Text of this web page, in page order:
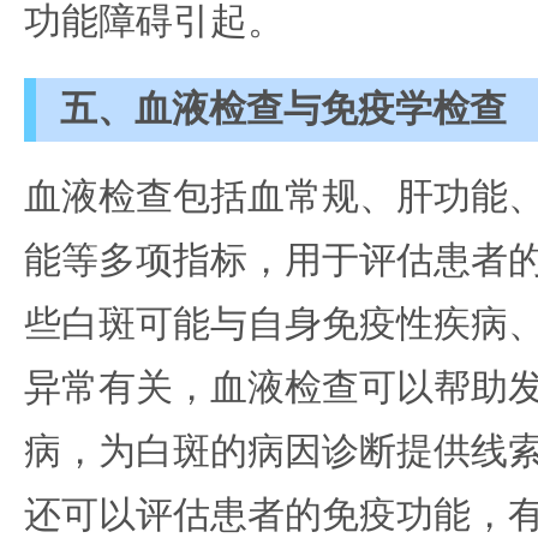
功能障碍引起。
五、血液检查与免疫学检查
血液检查包括血常规、肝功能
能等多项指标，用于评估患者
些白斑可能与自身免疫性疾病
异常有关，血液检查可以帮助
病，为白斑的病因诊断提供线
还可以评估患者的免疫功能，